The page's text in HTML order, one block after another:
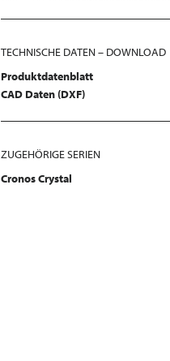
TECHNISCHE DATEN – DOWNLOAD
Produktdatenblatt
CAD Daten (DXF)
ZUGEHÖRIGE SERIEN
Cronos Crystal